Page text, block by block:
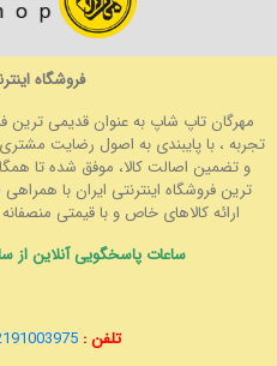
فروشگاه
مهرگان تاپ شاپ به عنوان قدیمی ترین
و تضمین اصالت کالا، موفق شده تا
ترین فروشگاه اینترنتی ایران با
ارائه کالاهای خاص و با قیمتی
ساعات پاسخگویی آنلاین از ساعت 9 الی 19:30
تلفن :